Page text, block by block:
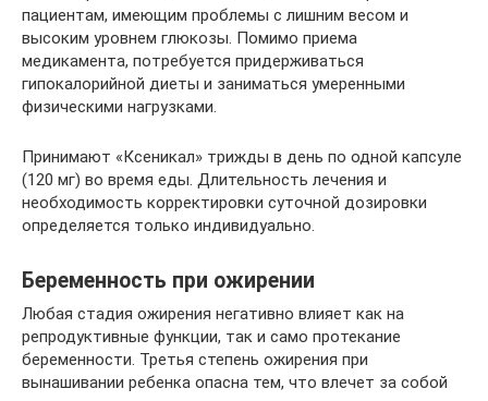
пациентам, имеющим проблемы с лишним весом и
высоким уровнем глюкозы. Помимо приема
медикамента, потребуется придерживаться
гипокалорийной диеты и заниматься умеренными
физическими нагрузками.
Принимают «Ксеникал» трижды в день по одной капсуле
(120 мг) во время еды. Длительность лечения и
необходимость корректировки суточной дозировки
определяется только индивидуально.
Беременность при ожирении
Любая стадия ожирения негативно влияет как на
репродуктивные функции, так и само протекание
беременности. Третья степень ожирения при
вынашивании ребенка опасна тем, что влечет за собой